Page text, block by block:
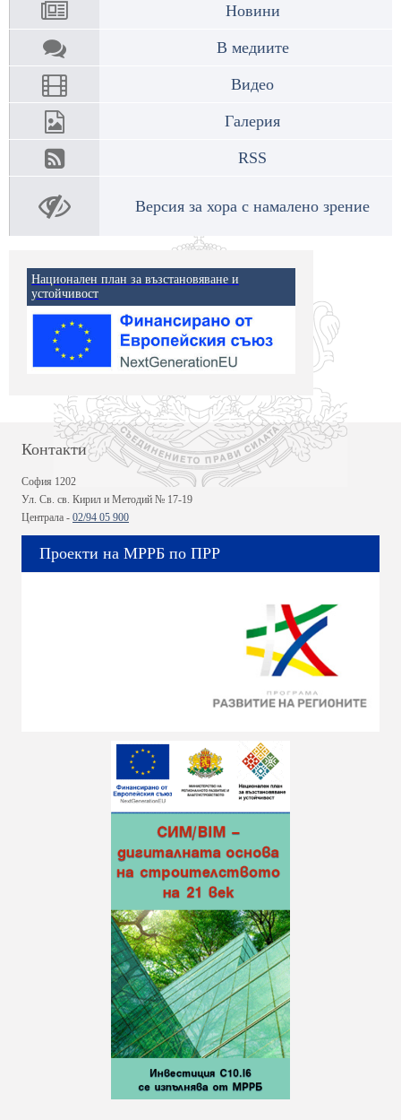
Новини
В медиите
Видео
Галерия
RSS
Версия за хора с намалено зрение
Национален план за възстановяване и
устойчивост
Контакти
София 1202
Ул. Св. св. Кирил и Методий № 17-19
Централа - 02/94 05 900
Проекти на МРРБ по ПРР